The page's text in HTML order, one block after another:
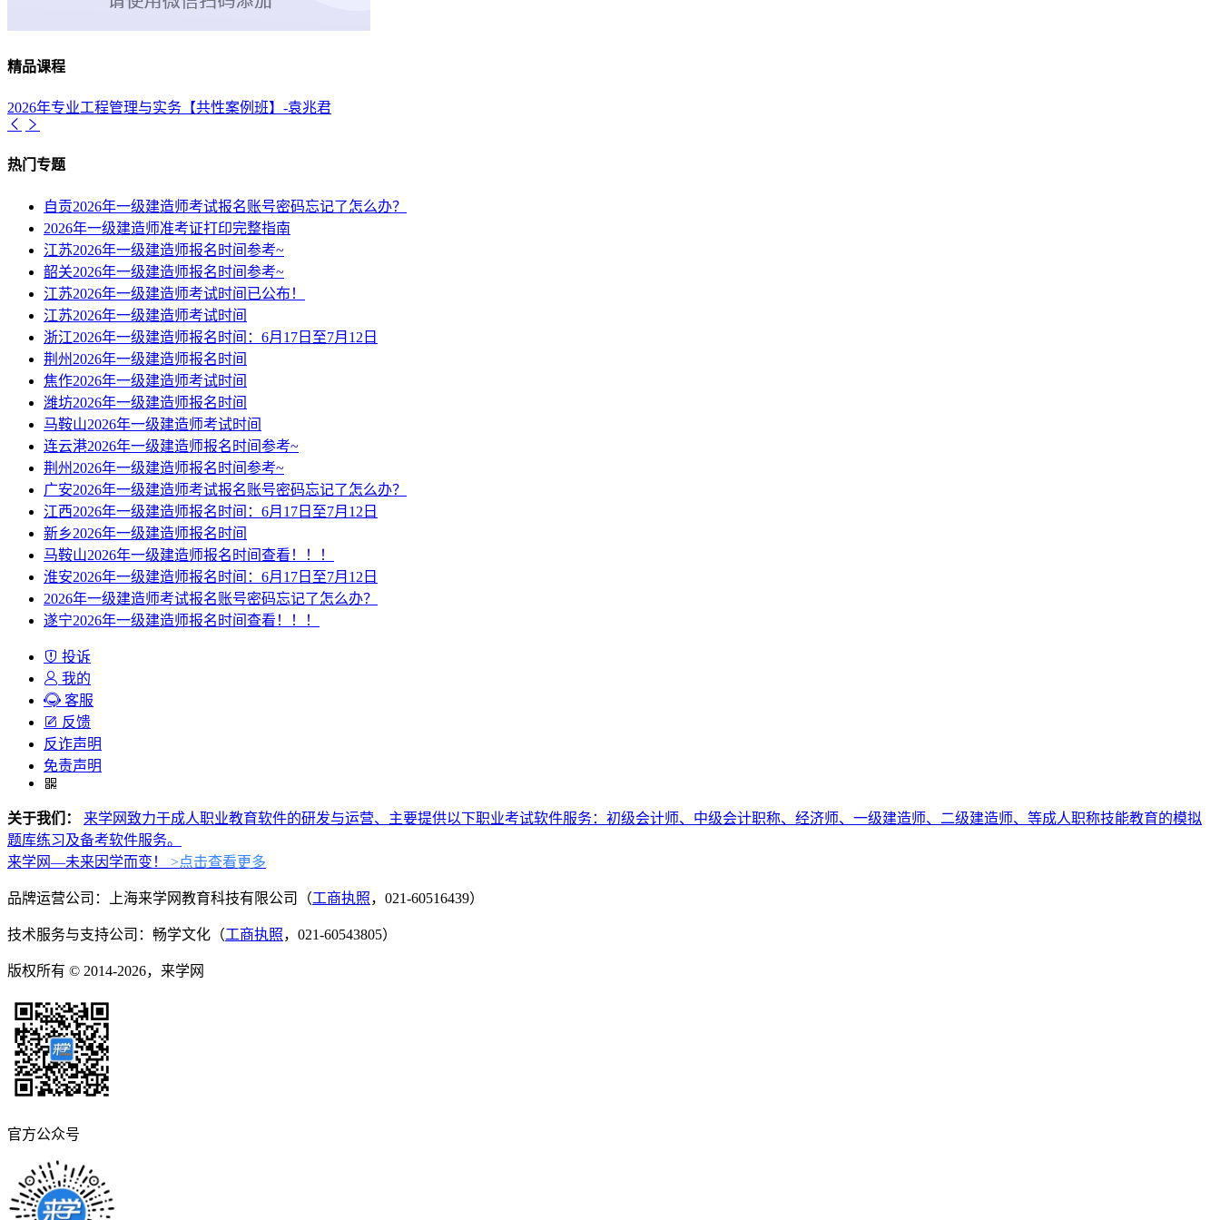
精品课程
2026年专业工程管理与实务【共性案例班】-袁兆君
热门专题
自贡2026年一级建造师考试报名账号密码忘记了怎么办？
2026年一级建造师准考证打印完整指南
江苏2026年一级建造师报名时间参考~
韶关2026年一级建造师报名时间参考~
江苏2026年一级建造师考试时间已公布！
江苏2026年一级建造师考试时间
浙江2026年一级建造师报名时间：6月17日至7月12日
荆州2026年一级建造师报名时间
焦作2026年一级建造师考试时间
潍坊2026年一级建造师报名时间
马鞍山2026年一级建造师考试时间
连云港2026年一级建造师报名时间参考~
荆州2026年一级建造师报名时间参考~
广安2026年一级建造师考试报名账号密码忘记了怎么办？
江西2026年一级建造师报名时间：6月17日至7月12日
新乡2026年一级建造师报名时间
马鞍山2026年一级建造师报名时间查看！！！
淮安2026年一级建造师报名时间：6月17日至7月12日
2026年一级建造师考试报名账号密码忘记了怎么办？
遂宁2026年一级建造师报名时间查看！！！
投诉
我的
客服
反馈
反诈声明
免责声明
关于我们：
来学网致力于成人职业教育软件的研发与运营、主要提供以下职业考试软件服务：初级会计师、中级会计职称、经济师、一级建造师、二级建造师、等成人职称技能教育的模拟
题库练习及备考软件服务。
来学网—未来因学而变！
>点击查看更多
品牌运营公司：上海来学网教育科技有限公司（工商执照，021-60516439）
技术服务与支持公司：畅学文化（工商执照，021-60543805）
版权所有 © 2014-2026，来学网
官方公众号